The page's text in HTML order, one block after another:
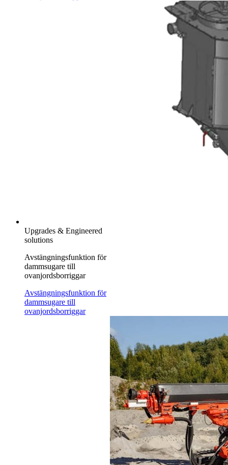
Upgrades & Engineered
solutions
Avstängningsfunktion för
dammsugare till
ovanjordsborriggar
Avstängningsfunktion för
dammsugare till
ovanjordsborriggar